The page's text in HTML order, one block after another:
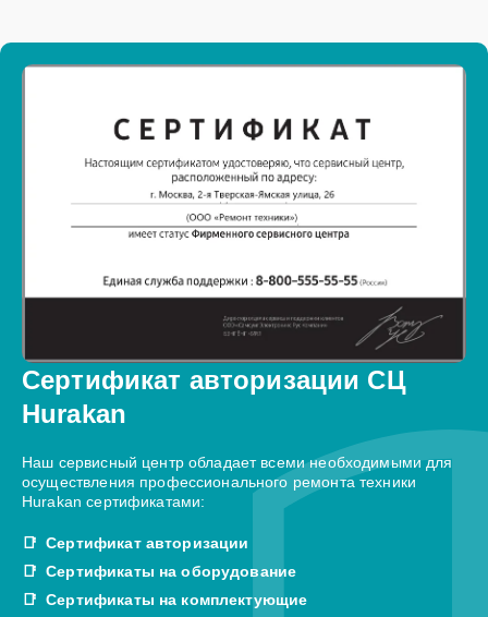
Сертификат авторизации СЦ
Hurakan
Наш сервисный центр обладает всеми необходимыми для
осуществления профессионального ремонта техники
Hurakan сертификатами:
Сертификат авторизации
Сертификаты на оборудование
Сертификаты на комплектующие